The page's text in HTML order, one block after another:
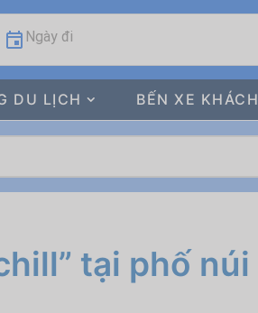
Ngày đi
DU LỊCH BẾN XE KHÁCH
tại phố núi